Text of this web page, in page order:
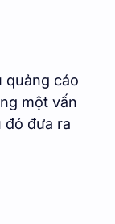
quảng cáo
một vấn
đó đưa ra